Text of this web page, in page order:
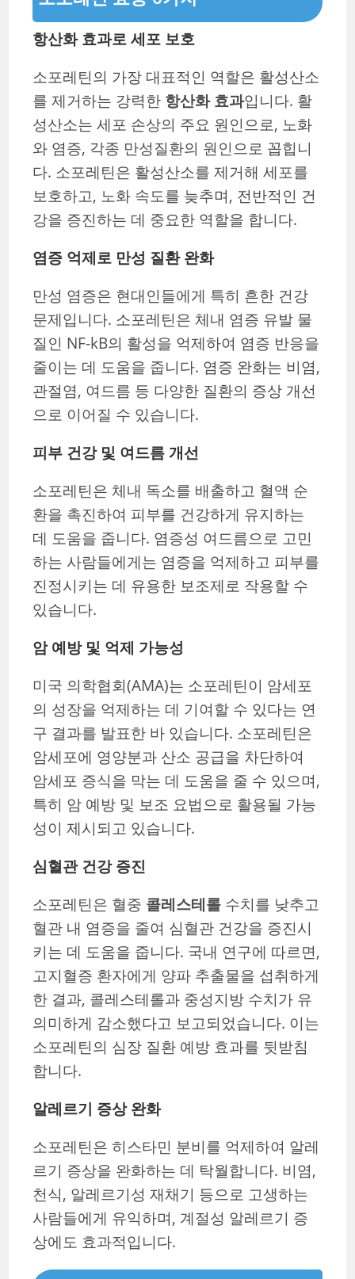
항산화 효과로 세포 보호
소포레틴의 가장 대표적인 역할은 활성산소
를 제거하는 강력한 항산화 효과입니다. 활
성산소는 세포 손상의 주요 원인으로, 노화
와 염증, 각종 만성질환의 원인으로 꼽힙니
다. 소포레틴은 활성산소를 제거해 세포를
보호하고, 노화 속도를 늦추며, 전반적인 건
강을 증진하는 데 중요한 역할을 합니다.
염증 억제로 만성 질환 완화
만성 염증은 현대인들에게 특히 흔한 건강
문제입니다. 소포레틴은 체내 염증 유발 물
질인 NF-kB의 활성을 억제하여 염증 반응을
줄이는 데 도움을 줍니다. 염증 완화는 비염,
관절염, 여드름 등 다양한 질환의 증상 개선
으로 이어질 수 있습니다.
피부 건강 및 여드름 개선
소포레틴은 체내 독소를 배출하고 혈액 순
환을 촉진하여 피부를 건강하게 유지하는
데 도움을 줍니다. 염증성 여드름으로 고민
하는 사람들에게는 염증을 억제하고 피부를
진정시키는 데 유용한 보조제로 작용할 수
있습니다.
암 예방 및 억제 가능성
미국 의학협회(AMA)는 소포레틴이 암세포
의 성장을 억제하는 데 기여할 수 있다는 연
구 결과를 발표한 바 있습니다. 소포레틴은
암세포에 영양분과 산소 공급을 차단하여
암세포 증식을 막는 데 도움을 줄 수 있으며,
특히 암 예방 및 보조 요법으로 활용될 가능
성이 제시되고 있습니다.
심혈관 건강 증진
소포레틴은 혈중 콜레스테롤 수치를 낮추고
혈관 내 염증을 줄여 심혈관 건강을 증진시
키는 데 도움을 줍니다. 국내 연구에 따르면,
고지혈증 환자에게 양파 추출물을 섭취하게
한 결과, 콜레스테롤과 중성지방 수치가 유
의미하게 감소했다고 보고되었습니다. 이는
소포레틴의 심장 질환 예방 효과를 뒷받침
합니다.
알레르기 증상 완화
소포레틴은 히스타민 분비를 억제하여 알레
르기 증상을 완화하는 데 탁월합니다. 비염,
천식, 알레르기성 재채기 등으로 고생하는
사람들에게 유익하며, 계절성 알레르기 증
상에도 효과적입니다.